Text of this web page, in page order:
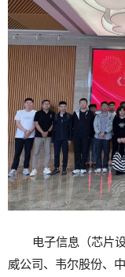
电子信息（芯片
威公司、韦尔股份、